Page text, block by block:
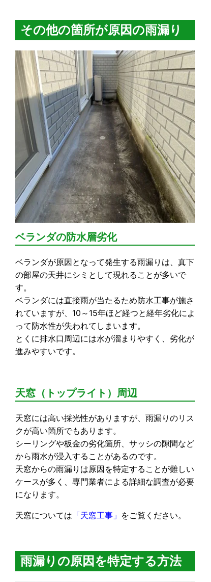
その他の箇所が原因の雨漏り
ベランダの防水層劣化
ベランダが原因となって発生する雨漏りは、真下
の部屋の天井にシミとして現れることが多いで
す。
ベランダには直接雨が当たるため防水工事が施さ
れていますが、10～15年ほど経つと経年劣化によ
って防水性が失われてしまいます。
とくに排水口周辺には水が溜まりやすく、劣化が
進みやすいです。
天窓（トップライト）周辺
天窓には高い採光性がありますが、雨漏りのリス
クが高い箇所でもあります。
シーリングや板金の劣化箇所、サッシの隙間など
から雨水が浸入することがあるのです。
天窓からの雨漏りは原因を特定することが難しい
ケースが多く、専門業者による詳細な調査が必要
になります。
天窓については 「天窓工事」 をご覧ください。
雨漏りの原因を特定する方法